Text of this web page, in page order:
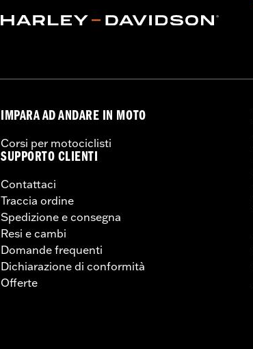
IMPARA AD ANDARE IN MOTO
Corsi per motociclisti
SUPPORTO CLIENTI
Contattaci
Traccia ordine
Spedizione e consegna
Resi e cambi
Domande frequenti
Dichiarazione di conformità
Offerte